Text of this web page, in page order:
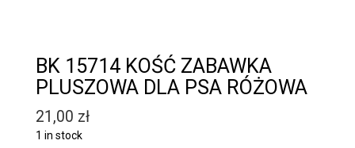
BK 15714 KOŚĆ ZABAWKA
PLUSZOWA DLA PSA RÓŻOWA
21,00 zł
1 in stock